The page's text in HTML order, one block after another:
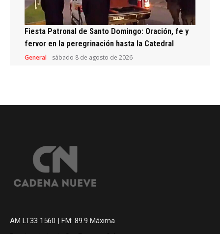
Fiesta Patronal de Santo Domingo: Oración, fe y
fervor en la peregrinación hasta la Catedral
General sábado 8 de agosto de 2026
AM LT33 1560 | FM: 89.9 Máxima